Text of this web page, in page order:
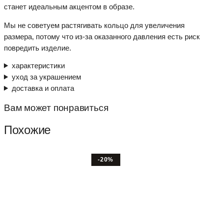
станет идеальным акцентом в образе.
Мы не советуем растягивать кольцо для увеличения
размера, потому что из-за оказанного давления есть риск
повредить изделие.
характеристики
уход за украшением
доставка и оплата
Вам может понравиться
Похожие
-20%